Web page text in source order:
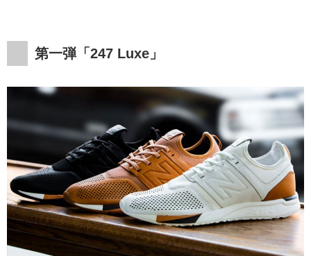
第一弾「247 Luxe」